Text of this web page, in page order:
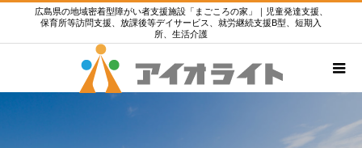
広島県の地域密着型障がい者支援施設「まごころの家」｜児童発達支援、
保育所等訪問支援、放課後等デイサービス、就労継続支援B型、短期入
所、生活介護